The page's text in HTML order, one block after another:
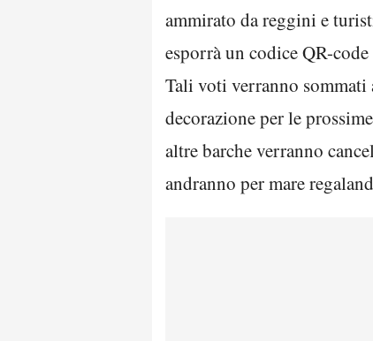
ammirato da reggini e
esporrà un codice QR-
Tali voti verranno
decorazione per le
altre barche verranno
andranno per mare